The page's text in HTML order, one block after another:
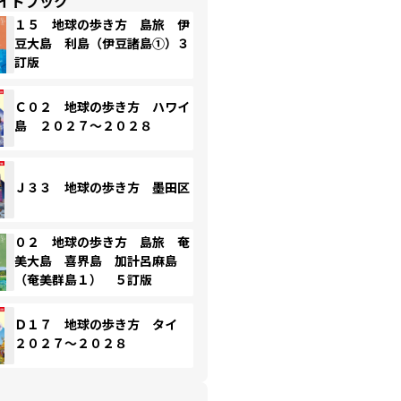
１５ 地球の歩き方 島旅 伊
豆大島 利島（伊豆諸島①）３
訂版
Ｃ０２ 地球の歩き方 ハワイ
島 ２０２７～２０２８
Ｊ３３ 地球の歩き方 墨田区
０２ 地球の歩き方 島旅 奄
美大島 喜界島 加計呂麻島
（奄美群島１） ５訂版
Ｄ１７ 地球の歩き方 タイ
２０２７～２０２８